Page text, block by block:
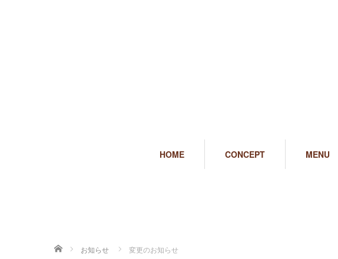
HOME CONCEPT MENU
ホーム お知らせ 変更のお知らせ